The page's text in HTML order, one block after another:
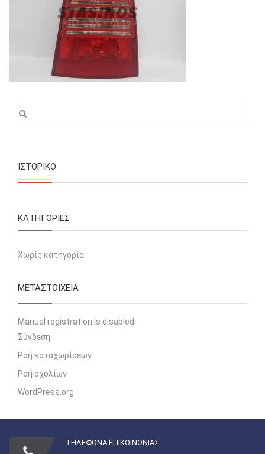
ΙΣΤΟΡΙΚΌ
KΑΤΗΓΟΡΊΕΣ
Χωρίς κατηγορία
ΜΕΤΑΣΤΟΙΧΕΊΑ
Manual registration is disabled
Σύνδεση
Ροή καταχωρίσεων
Ροή σχολίων
WordPress.org
ΤΗΛΕΦΩΝΑ ΕΠΙΚΟΙΝΩΝΙΑΣ